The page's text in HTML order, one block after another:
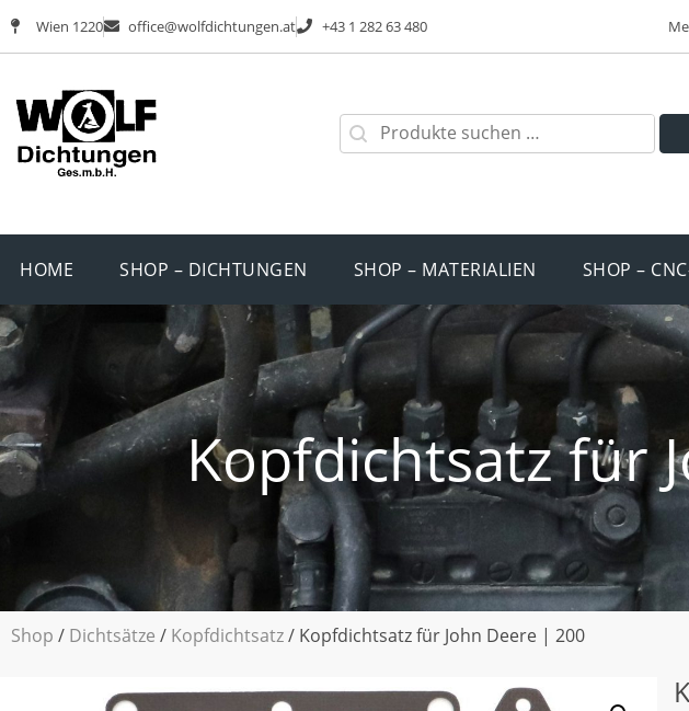
Wien 1220 office@wolfdichtungen.at +43 1 282 63 480
HOME SHOP – DICHTUNGEN SHOP – MATERIALIEN SHOP –
Kopfdichtsatz für
Shop / Dichtsätze / Kopfdichtsatz/ Kopfdichtsatz für John Deere | 200